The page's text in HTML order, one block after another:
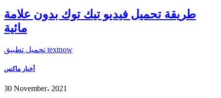
طريقة تحميل فيديو تيك توك بدون علامة
مائية
تحميل تطبيق textnow
أخبار ماكس
30 November، 2021